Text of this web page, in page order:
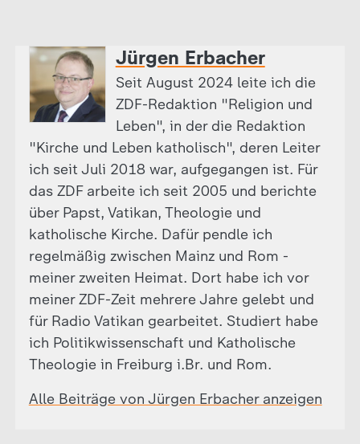
Jürgen Erbacher
Seit August 2024 leite ich die
ZDF-Redaktion "Religion und
Leben", in der die Redaktion
"Kirche und Leben katholisch", deren Leiter
ich seit Juli 2018 war, aufgegangen ist. Für
das ZDF arbeite ich seit 2005 und berichte
über Papst, Vatikan, Theologie und
katholische Kirche. Dafür pendle ich
regelmäßig zwischen Mainz und Rom -
meiner zweiten Heimat. Dort habe ich vor
meiner ZDF-Zeit mehrere Jahre gelebt und
für Radio Vatikan gearbeitet. Studiert habe
ich Politikwissenschaft und Katholische
Theologie in Freiburg i.Br. und Rom.
Alle Beiträge von Jürgen Erbacher anzeigen